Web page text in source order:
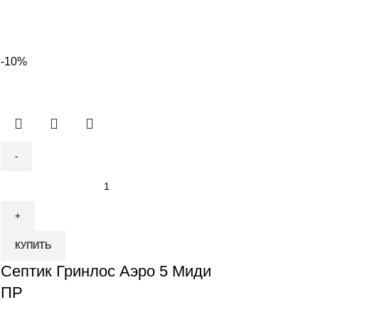
-10%
Септик
Аэро
5
Миди
КУПИТЬ
Септик Гринлос Аэро 5 Миди
ПР